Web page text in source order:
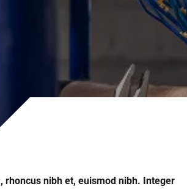
nibh et, euismod nibh. Integer